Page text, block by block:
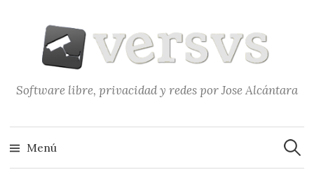
contenido
Software libre, privacidad y redes por Jose Alcántara
Menú